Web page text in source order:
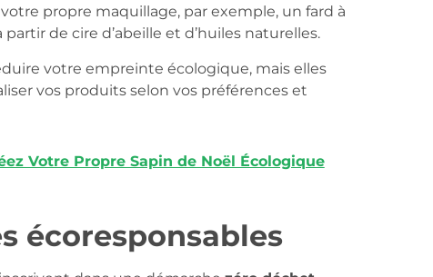
propre maquillage, par exemple, un fard à
de cire d’abeille et d’huiles naturelles.
votre empreinte écologique, mais elles
vos produits selon vos préférences et
Votre Propre Sapin de Noël Écologique
écoresponsables